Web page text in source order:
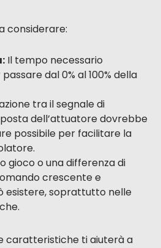
considerare:
Il tempo necessario
dal 0% al 100% della
tra il segnale di
dell’attuatore dovrebbe
possibile per facilitare la
gioco o una differenza di
crescente e
esistere, soprattutto nelle
caratteristiche ti aiuterà a